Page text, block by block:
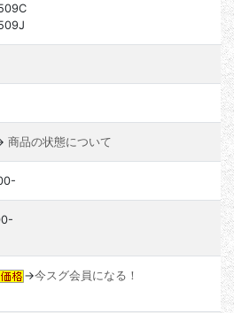
商品の状態について
→今スグ会員になる！